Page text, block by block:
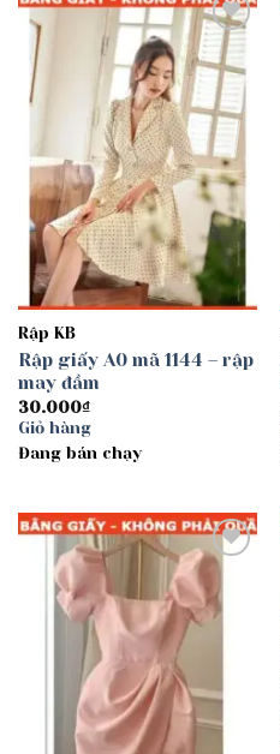
Add to
wishlist
Rập KB
Rập giấy A0 mã 1144 – rập
may đầm
30.000₫
Giỏ hàng
Đang bán chạy
Add to
wishlist